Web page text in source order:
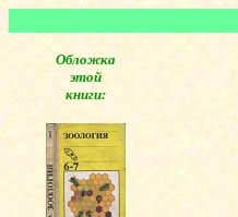
Обложка
этой
книги: